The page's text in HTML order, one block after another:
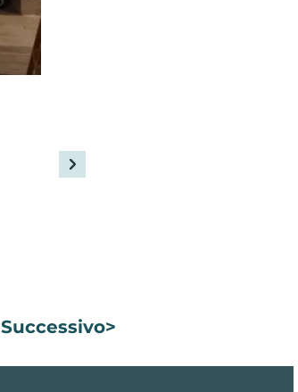
Il metodo Pittari
cinestesico, ovvero
Successivo>